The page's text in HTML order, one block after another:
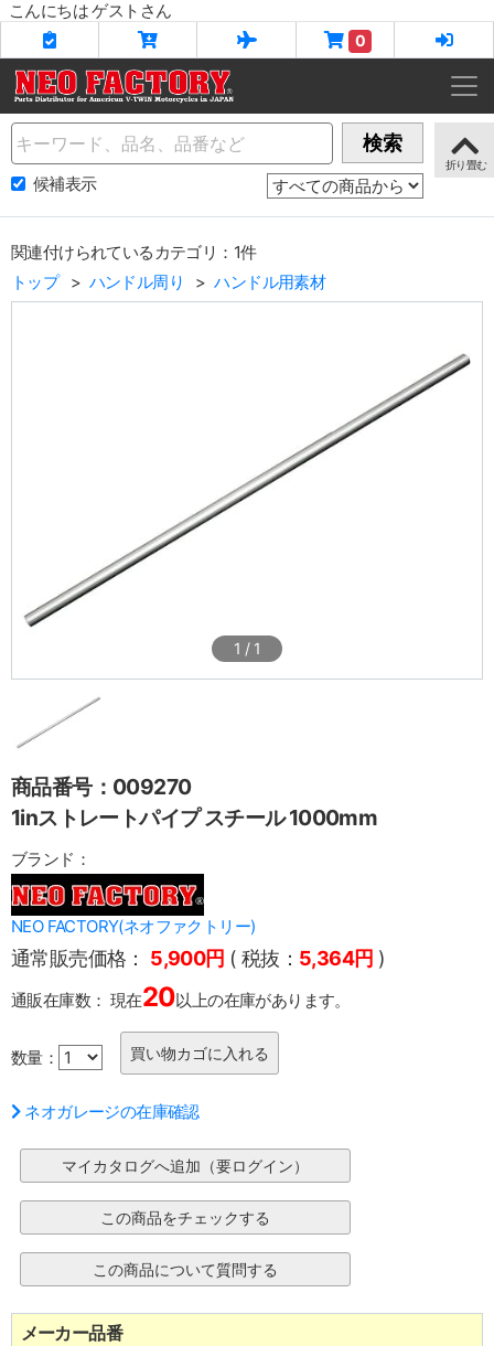
こんにちは ゲストさん
0
Name 検索
候補表示
関連付けられているカテゴリ：1件
トップ
ハンドル周り ハンドル用素材
1 / 1
商品番号：009270
1inストレートパイプ スチール 1000mm
ブランド：
NEO FACTORY(ネオファクトリー)
通常販売価格： 5,900円 ( 税抜： 5,364円 )
通販在庫数： 現在20以上の在庫があります。
数量：
ネオガレージの在庫確認
メーカー品番